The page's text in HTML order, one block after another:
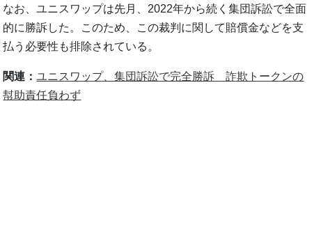
なお、ユニスワップは先月、2022年から続く集団訴訟で全面
的に勝訴した。このため、この裁判に関して賠償金などを支
払う必要性も排除されている。
関連：ユニスワップ、集団訴訟で完全勝訴 詐欺トークンの
幇助責任負わず